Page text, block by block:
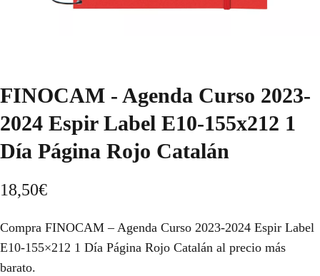
FINOCAM - Agenda Curso 2023-
2024 Espir Label E10-155x212 1
Día Página Rojo Catalán
18,50€
Compra FINOCAM – Agenda Curso 2023-2024 Espir Label
E10-155×212 1 Día Página Rojo Catalán al precio más
barato.